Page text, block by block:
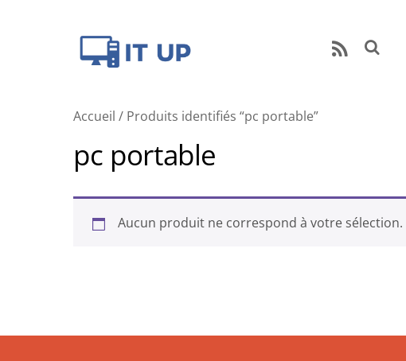
Mail RSS
Accueil / Produits identifiés “pc portable”
pc portable
Aucun produit ne correspond à votre sélection.